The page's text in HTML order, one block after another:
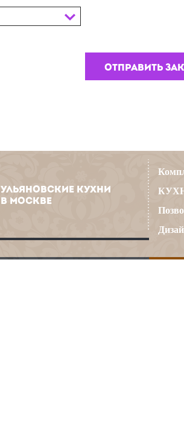
УЛЬЯНОВСКИЕ КУХНИ
В МОСКВЕ